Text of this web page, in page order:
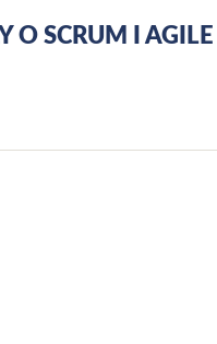
O SCRUM I AGILE